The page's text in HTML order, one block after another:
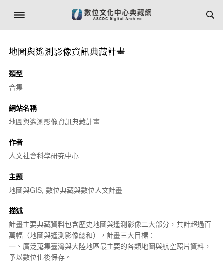
地圖與遙測影像資訊典藏計畫
類型
合集
網站名稱
地圖與遙測影像資訊典藏計畫
作者
人文社會科學研究中心
主題
地圖與GIS, 數位典藏與數位人文計畫
描述
計畫主要典藏資料包含歷史地圖與遙測影像二大部分，共計超過百
萬幅（地圖與遙測影像總和），計畫三大目標：
一、廣泛蒐集臺灣與大陸地區最主要的各類地圖與航空照片資料，
予以數位化後保存。